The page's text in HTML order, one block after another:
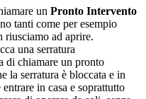
un Pronto Intervento
tanti come per esempio
riusciamo ad aprire.
una serratura
di chiamare un pronto
la serratura è bloccata e in
in casa e soprattutto